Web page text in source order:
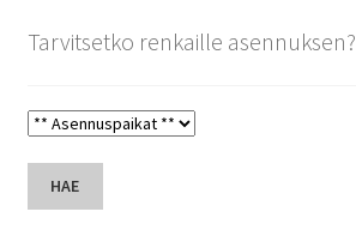
Tarvitsetko renkaille asennuksen?
HAE